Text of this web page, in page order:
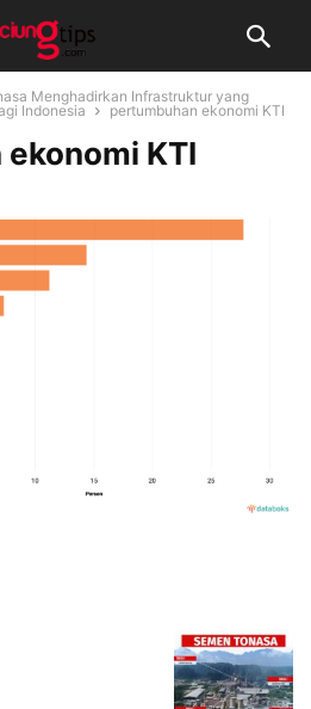
Menghadirkan Infrastruktur yang
Indonesia
pertumbuhan ekonomi KTI
KTI